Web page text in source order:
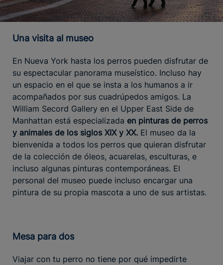
Una visita al museo
En Nueva York hasta los perros pueden disfrutar de
su espectacular panorama museístico. Incluso hay
un espacio en el que se insta a los humanos a ir
acompañados por sus cuadrúpedos amigos. La
William Secord Gallery en el Upper East Side de
Manhattan está especializada en pinturas de perros
y animales de los siglos XIX y XX. El museo da la
bienvenida a todos los perros que quieran disfrutar
de la colección de óleos, acuarelas, esculturas, e
incluso algunas pinturas contemporáneas. El
personal del museo puede incluso encargar una
pintura de su propia mascota a uno de sus artistas.
Mesa para dos
Viajar con tu perro no tiene por qué impedirte